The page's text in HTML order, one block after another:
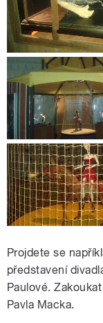
Projdete se
představení
Paulové.
Pavla Macka.